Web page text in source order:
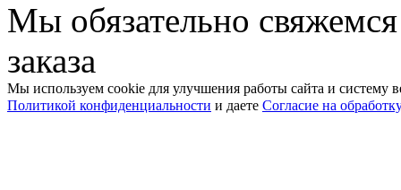
Мы обязательно
заказа
Мы используем cookie для улучшения работы сайта и систему
Политикой конфиденциальности и даете Согласие на